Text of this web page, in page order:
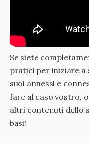
Se siete
pratici per iniziare a
suoi annessi e
fare al caso vostro,
altri contenuti dello
basi!